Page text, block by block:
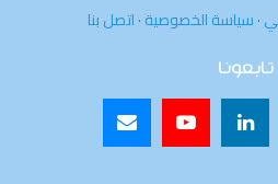
·سياسة الخصوصية·اتصل بنا
تابعونا